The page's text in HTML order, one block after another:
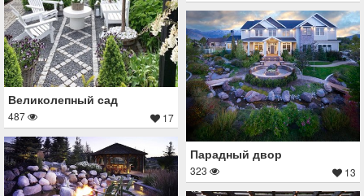
Великолепный сад
487 17
Парадный двор
323 13